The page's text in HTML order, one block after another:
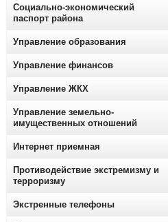
Социально-экономический
паспорт района
Управление образования
Управление финансов
Управление ЖКХ
Управление земельно-
имущественных отношений
Интернет приемная
Противодействие экстремизму и
терроризму
Экстренные телефоны